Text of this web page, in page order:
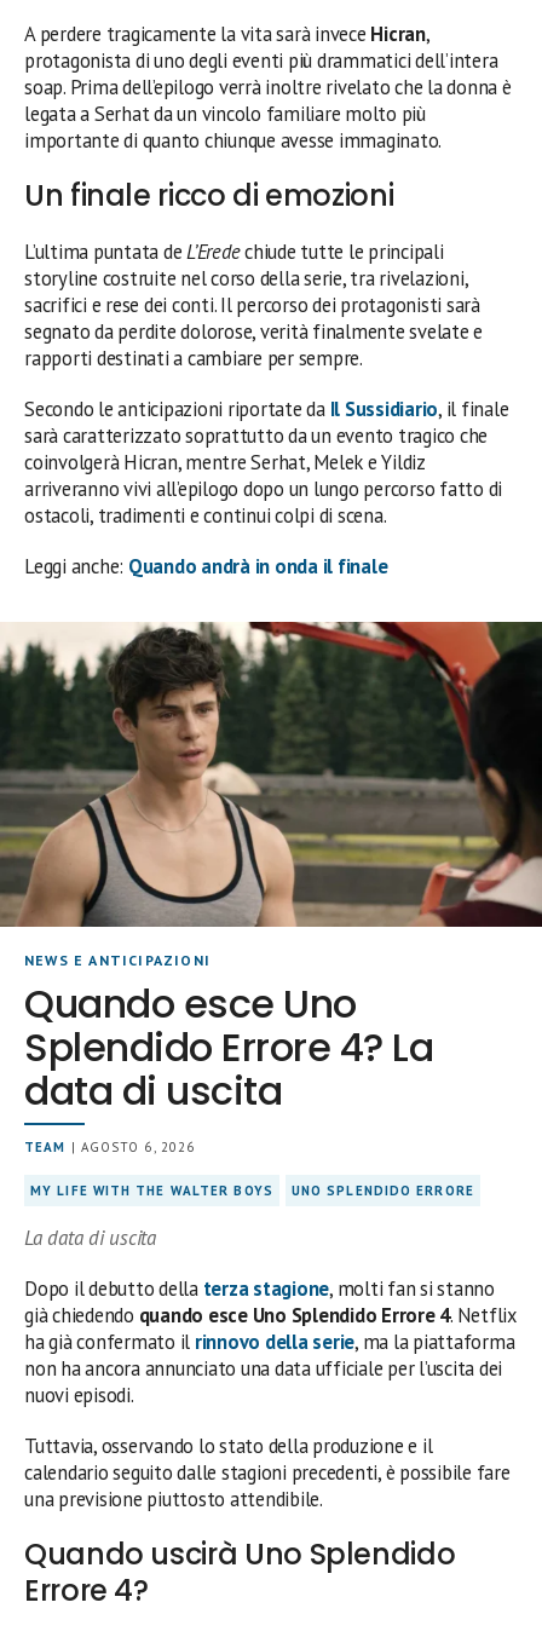
A perdere tragicamente la vita sarà invece Hicran,
protagonista di uno degli eventi più drammatici dell’intera
soap. Prima dell’epilogo verrà inoltre rivelato che la donna è
legata a Serhat da un vincolo familiare molto più
importante di quanto chiunque avesse immaginato.
Un finale ricco di emozioni
L’ultima puntata deL’Eredechiude tutte le principali
storyline costruite nel corso della serie, tra rivelazioni,
sacrifici e rese dei conti. Il percorso dei protagonisti sarà
segnato da perdite dolorose, verità finalmente svelate e
rapporti destinati a cambiare per sempre.
Secondo le anticipazioni riportate da Il Sussidiario, il finale
sarà caratterizzato soprattutto da un evento tragico che
coinvolgerà Hicran, mentre Serhat, Melek e Yildiz
arriveranno vivi all’epilogo dopo un lungo percorso fatto di
ostacoli, tradimenti e continui colpi di scena.
Leggi anche: Quando andrà in onda il finale
NEWS E ANTICIPAZIONI
Quando esce Uno
Splendido Errore 4? La
data di uscita
TEAM | AGOSTO 6, 2026
MY LIFE WITH THE WALTER BOYS UNO SPLENDIDO ERRORE
La data di uscita
Dopo il debutto della terza stagione, molti fan si stanno
già chiedendo quando esce Uno Splendido Errore 4. Netflix
ha già confermato il rinnovo della serie, ma la piattaforma
non ha ancora annunciato una data ufficiale per l’uscita dei
nuovi episodi.
Tuttavia, osservando lo stato della produzione e il
calendario seguito dalle stagioni precedenti, è possibile fare
una previsione piuttosto attendibile.
Quando uscirà Uno Splendido
Errore 4?